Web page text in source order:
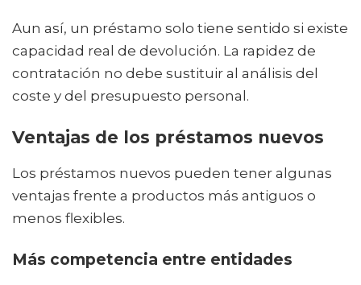
Aun así, un préstamo solo tiene sentido si existe
capacidad real de devolución. La rapidez de
contratación no debe sustituir al análisis del
coste y del presupuesto personal.
Ventajas de los préstamos nuevos
Los préstamos nuevos pueden tener algunas
ventajas frente a productos más antiguos o
menos flexibles.
Más competencia entre entidades